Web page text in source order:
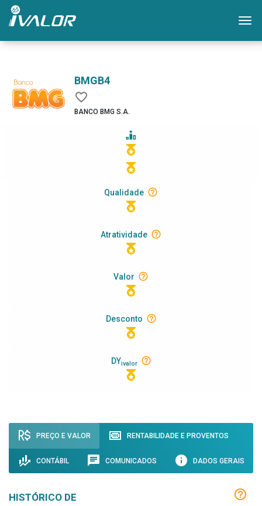
BMGB4
BANCO BMG S.A.
Qualidade
Atratividade
Valor
Desconto
DYivalor
PREÇO E VALOR RENTABILIDADE E PROVENTOS
CONTÁBIL COMUNICADOS DADOS GERAIS
HISTÓRICO DE